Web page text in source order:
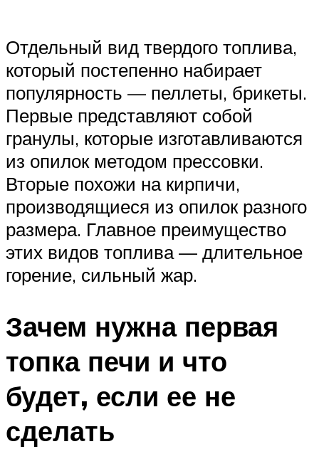
Отдельный вид твердого топлива,
который постепенно набирает
популярность — пеллеты, брикеты.
Первые представляют собой
гранулы, которые изготавливаются
из опилок методом прессовки.
Вторые похожи на кирпичи,
производящиеся из опилок разного
размера. Главное преимущество
этих видов топлива — длительное
горение, сильный жар.
Зачем нужна первая
топка печи и что
будет, если ее не
сделать